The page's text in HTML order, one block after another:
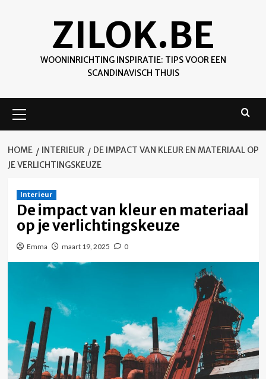
ZILOK.BE
WOONINRICHTING INSPIRATIE: TIPS VOOR EEN
SCANDINAVISCH THUIS
Menu
HOME INTERIEUR
DE IMPACT VAN KLEUR EN MATERIAAL OP
JE VERLICHTINGSKEUZE
Interieur
De impact van kleur en materiaal
op je verlichtingskeuze
Emma maart 19, 2025 0